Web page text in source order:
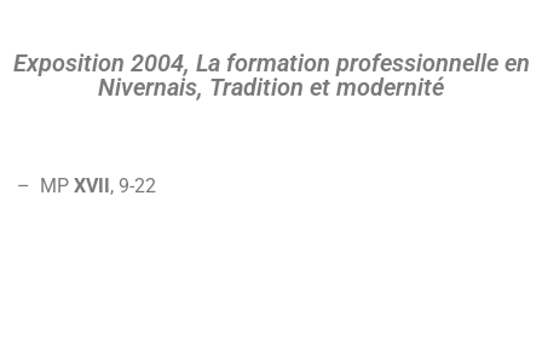
Exposition 2004, La formation professionnelle en
Nivernais, Tradition et modernité
– MP XVII, 9-22